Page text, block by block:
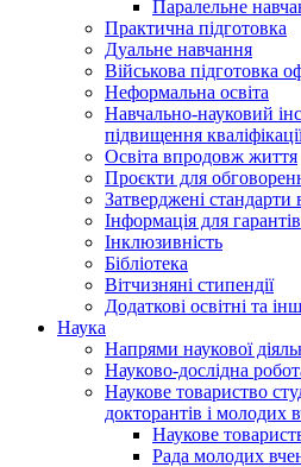
Паралельне
Практична підготовка
Дуальне навчання
Військова підготовка
Неформальна освіта
Навчально-науковий
підвищення
Освіта впродовж життя
Проєкти для
Затверджені стандарти
Інформація для гарантів
Інклюзивність
Бібліотека
Вітчизняні стипендії
Додаткові освітні та
Наука
Напрями наукової
Науково-дослідна
Наукове товариство
докторантів і
Наукове
Рада молодих